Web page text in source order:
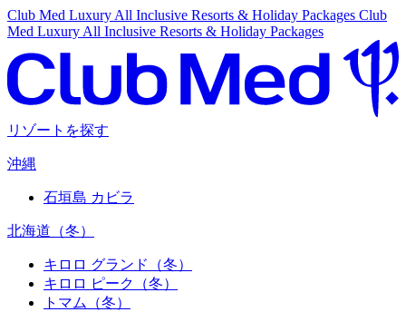
Club Med Luxury All Inclusive Resorts & Holiday Packages Club
Med Luxury All Inclusive Resorts & Holiday Packages
リゾートを探す
沖縄
石垣島 カビラ
北海道（冬）
キロロ グランド（冬）
キロロ ピーク（冬）
トマム（冬）